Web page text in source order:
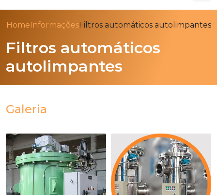
HomeInformaçõesFiltros automáticos autolimpantes
Filtros automáticos
autolimpantes
Galeria